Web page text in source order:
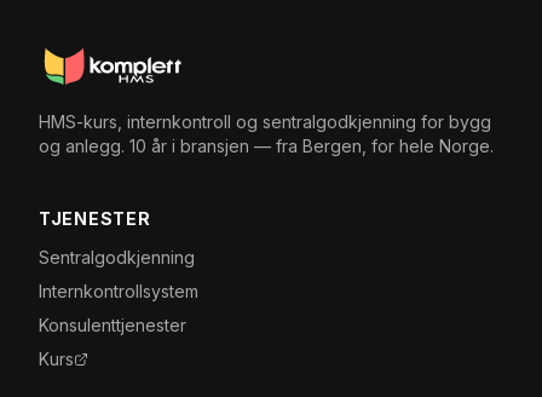
HMS-kurs, internkontroll og sentralgodkjenning for bygg
og anlegg. 10 år i bransjen — fra Bergen, for hele Norge.
TJENESTER
Sentralgodkjenning
Internkontrollsystem
Konsulenttjenester
Kurs